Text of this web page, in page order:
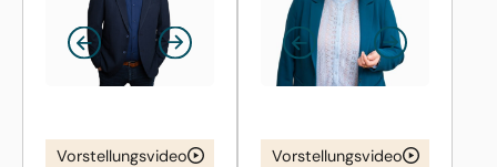
Vorstellungsvideo Vorstellungsvideo